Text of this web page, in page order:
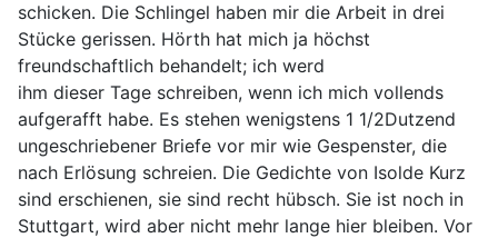
schicken. Die Schlingel haben mir die Arbeit in drei
Stücke gerissen. Hörth hat mich ja höchst
freundschaftlich behandelt; ich werd
ihm dieser Tage schreiben, wenn ich mich vollends
aufgerafft habe. Es stehen wenigstens 1 1/2Dutzend
ungeschriebener Briefe vor mir wie Gespenster, die
nach Erlösung schreien. Die Gedichte von Isolde Kurz
sind erschienen, sie sind recht hübsch. Sie ist noch in
Stuttgart, wird aber nicht mehr lange hier bleiben. Vor